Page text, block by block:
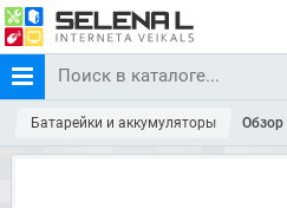
Батарейки и аккумуляторы Обзор